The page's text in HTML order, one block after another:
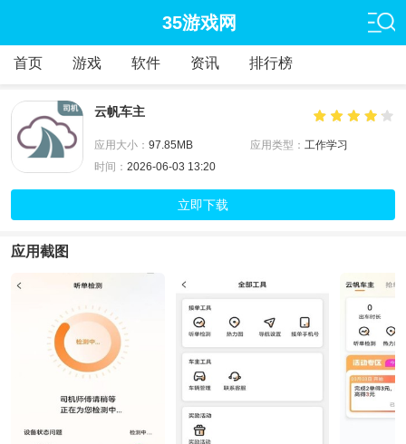
35游戏网
首页 游戏 软件 资讯 排行榜
云帆车主
应用大小： 97.85MB 应用类型： 工作学习
时间： 2026-06-03 13:20
立即下载
应用截图